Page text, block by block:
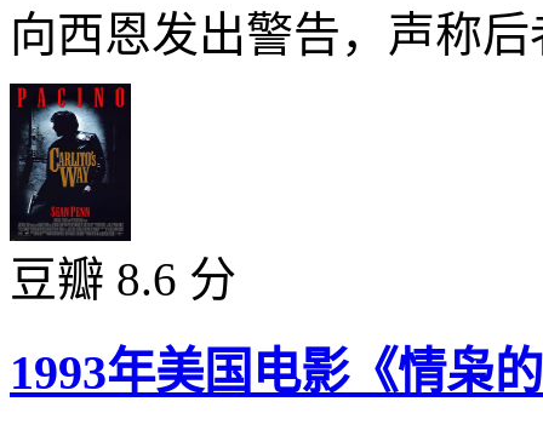
向西恩发出警告，声称
豆瓣 8.6 分
1993年美国电影《情枭